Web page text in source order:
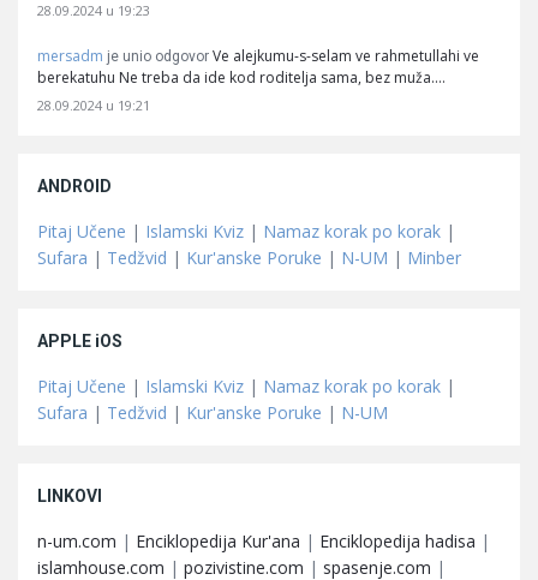
28.09.2024 u 19:23
mersadm je unio odgovor Ve alejkumu-s-selam ve rahmetullahi ve
berekatuhu Ne treba da ide kod roditelja sama, bez muža.…
28.09.2024 u 19:21
ANDROID
Pitaj Učene | Islamski Kviz | Namaz korak po korak |
Sufara | Tedžvid | Kur'anske Poruke | N-UM | Minber
APPLE iOS
Pitaj Učene | Islamski Kviz | Namaz korak po korak |
Sufara | Tedžvid | Kur'anske Poruke | N-UM
LINKOVI
n-um.com | Enciklopedija Kur'ana | Enciklopedija hadisa |
islamhouse.com | pozivistine.com | spasenje.com |